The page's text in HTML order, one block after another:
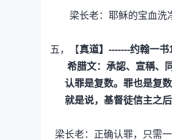
梁长老：耶稣的宝血洗
五，【真道】-------约翰一书
希腊文：承認、宣稱、同
认罪是复数。罪也是复数
就是说，基督徒信主之后
梁长老：正确认罪，只需